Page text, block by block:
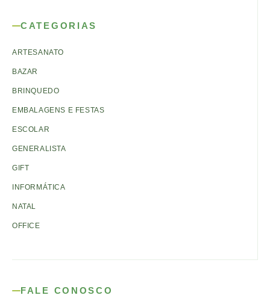
CATEGORIAS
ARTESANATO
BAZAR
BRINQUEDO
EMBALAGENS E FESTAS
ESCOLAR
GENERALISTA
GIFT
INFORMÁTICA
NATAL
OFFICE
FALE CONOSCO